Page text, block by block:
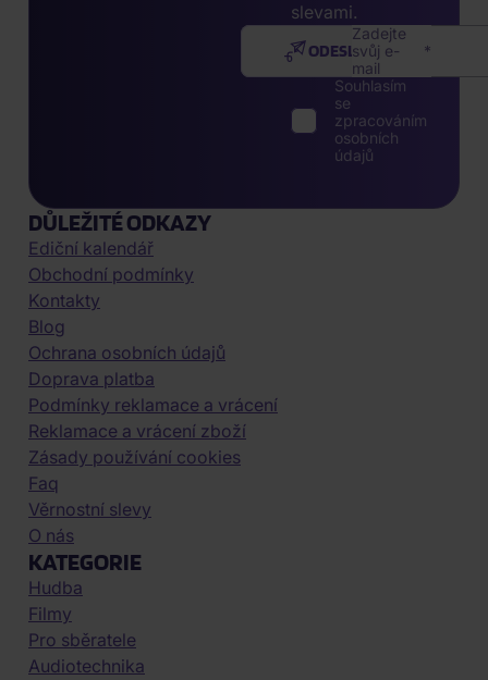
slevami.
Zadejte
svůj e-
mail
ODESLAT
Souhlasím
se
zpracováním
osobních
údajů
DŮLEŽITÉ ODKAZY
Ediční kalendář
Obchodní podmínky
Kontakty
Blog
Ochrana osobních údajů
Doprava platba
Podmínky reklamace a vrácení
Reklamace a vrácení zboží
Zásady používání cookies
Faq
Věrnostní slevy
O nás
KATEGORIE
Hudba
Filmy
Pro sběratele
Audiotechnika